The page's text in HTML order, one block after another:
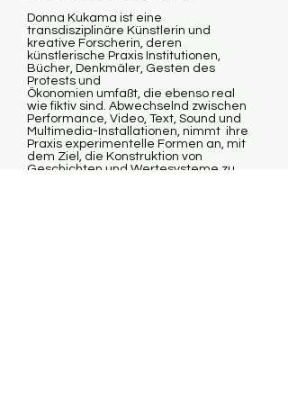
Donna Kukama ist eine
transdisziplinäre Künstlerin und
kreative Forscherin, deren
künstlerische Praxis Institutionen,
Bücher, Denkmäler, Gesten des
Protests und
Ökonomien umfaßt, die ebenso real
wie fiktiv sind. Abwechselnd zwischen
Performance, Video, Text, Sound und
Multimedia-Installationen, nimmt ihre
Praxis experimentelle Formen an, mit
dem Ziel, die Konstruktion von
Geschichten und Wertesysteme zu